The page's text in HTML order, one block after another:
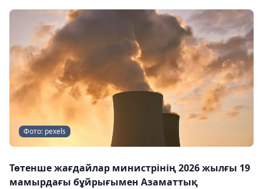
Фото: pexels
Төтенше жағдайлар министрінің 2026 жылғы 19
мамырдағы бұйрығымен Азаматтық